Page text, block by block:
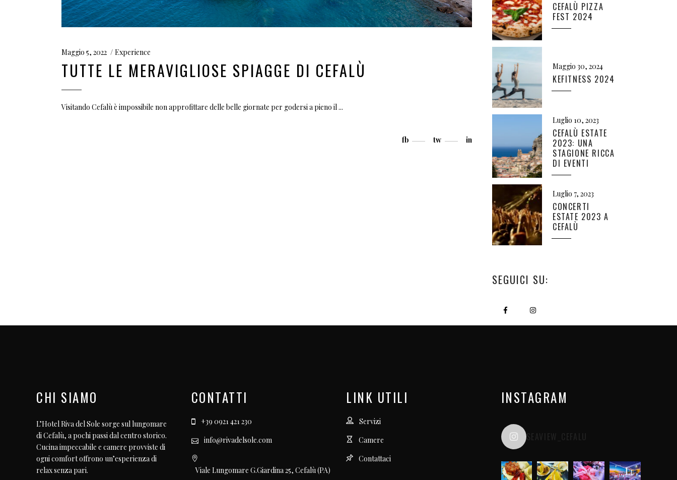
Maggio 5, 2022 Experience
TUTTE LE MERAVIGLIOSE SPIAGGE DI CEFALÙ
Visitando Cefalù è impossibile non approfittare delle belle giornate per godersi a pieno il
fb tw in
CEFALÙ PIZZA
FEST 2024
Maggio 30, 2024
KEFITNESS 2024
Luglio 10, 2023
CEFALÙ ESTATE
2023: UNA
STAGIONE RICCA
DI EVENTI
Luglio 7, 2023
CONCERTI
ESTATE 2023 A
CEFALÙ
SEGUICI SU:
CHI SIAMO
L’Hotel Riva del Sole sorge sul lungomare
di Cefalù, a pochi passi dal centro storico.
Cucina impeccabile e camere provviste di
ogni comfort offrono un’esperienza di
relax senza pari.
CONTATTI
+39 0921 421 230
info@rivadelsole.com
Viale Lungomare G.Giardina 25, Cefalù (PA)
LINK UTILI
Servizi
Camere
Contattaci
INSTAGRAM
SEAVIEW_CEFALU